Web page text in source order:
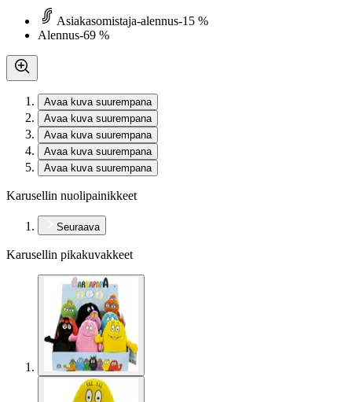
Asiakasomistaja-alennus-15 %
Alennus-69 %
Avaa kuva suurempana
Avaa kuva suurempana
Avaa kuva suurempana
Avaa kuva suurempana
Avaa kuva suurempana
Karusellin nuolipainikkeet
Seuraava
Karusellin pikakuvakkeet